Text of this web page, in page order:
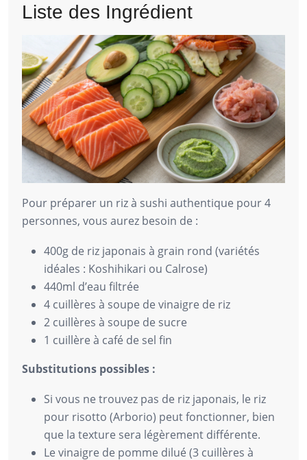
Liste des Ingrédient
Pour préparer un riz à sushi authentique pour 4
personnes, vous aurez besoin de :
400g de riz japonais à grain rond (variétés
idéales : Koshihikari ou Calrose)
440ml d’eau filtrée
4 cuillères à soupe de vinaigre de riz
2 cuillères à soupe de sucre
1 cuillère à café de sel fin
Substitutions possibles :
Si vous ne trouvez pas de riz japonais, le riz
pour risotto (Arborio) peut fonctionner, bien
que la texture sera légèrement différente.
Le vinaigre de pomme dilué (3 cuillères à